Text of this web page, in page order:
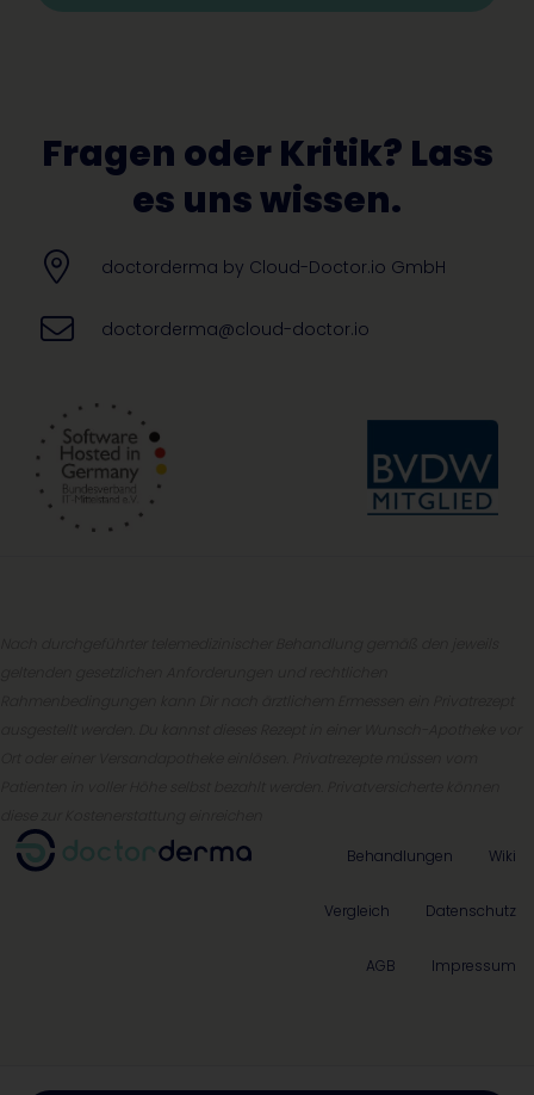
Fragen oder Kritik? Lass
es uns wissen.
doctorderma by Cloud-Doctor.io GmbH
doctorderma@cloud-doctor.io
Behandlungen
Wiki
Vergleich Datenschutz
AGB Impressum